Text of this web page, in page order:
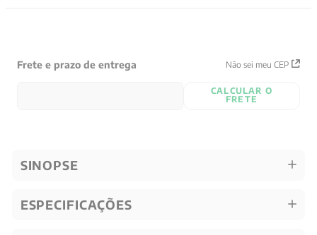
Frete e prazo de entrega Não sei meu CEP
CALCULAR O
FRETE
SINOPSE
ESPECIFICAÇÕES